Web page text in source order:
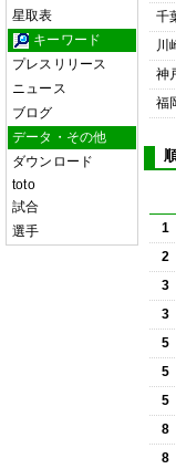
星取表
キーワード
プレスリリース
ニュース
ブログ
データ・その他
ダウンロード
toto
試合
選手
千
川
神
福
1
2
3
3
5
5
5
8
8